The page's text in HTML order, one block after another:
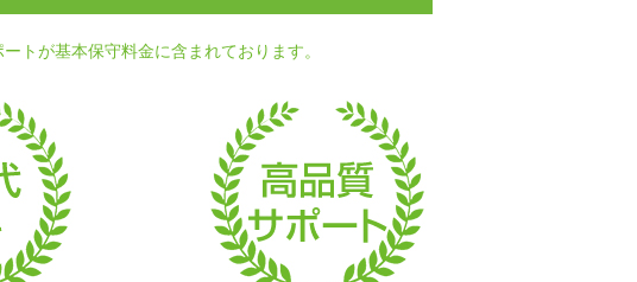
トが基本保守料金に含まれております。